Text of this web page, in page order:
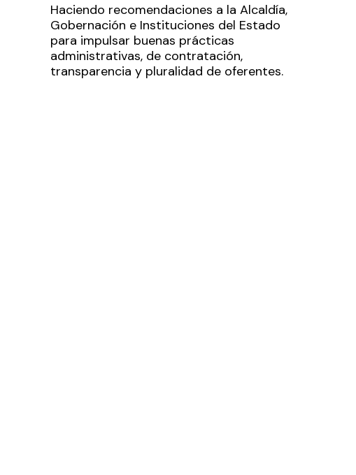
Haciendo recomendaciones a la Alcaldía,
Gobernación e Instituciones del Estado
para impulsar buenas prácticas
administrativas, de contratación,
transparencia y pluralidad de oferentes.